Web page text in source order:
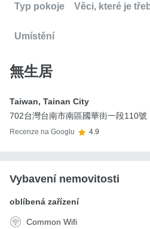
Typ pokoje Věci, které je
Umístění
無生居
Taiwan, Tainan City
702台灣台南市南區國華街一段110號
Recenze na Googlu 4.9
Vybavení nemovitosti
oblíbená zařízení
Common Wifi